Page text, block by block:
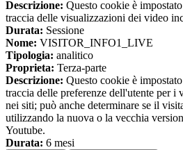
Descrizione: Questo cookie è
traccia delle visualizzazioni dei video
Durata: Sessione
Nome: VISITOR_INFO1_LIVE
Tipologia: analitico
Proprieta: Terza-parte
Descrizione: Questo cookie è
traccia delle preferenze dell'utente per i
nei siti; può anche determinare se il
utilizzando la nuova o la vecchia
Youtube.
Durata: 6 mesi